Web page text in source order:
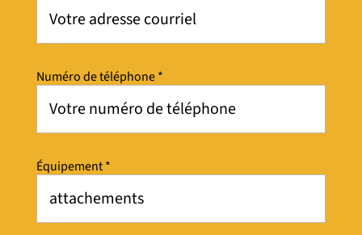
Numéro de téléphone *
Équipement *